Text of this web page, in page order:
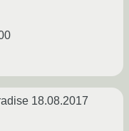
18.08.2017